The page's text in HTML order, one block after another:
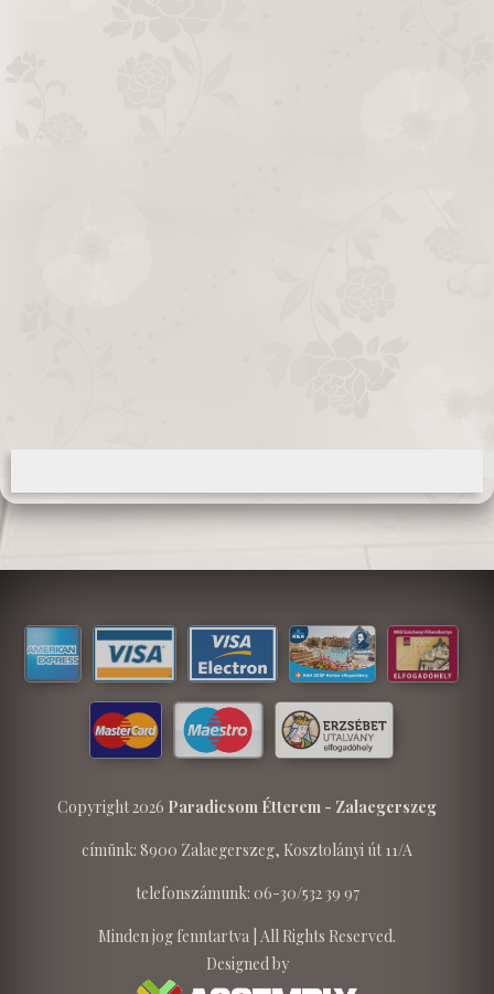
Copyright 2026 Paradicsom Étterem - Zalaegerszeg
címünk: 8900 Zalaegerszeg, Kosztolányi út 11/A
telefonszámunk: 06-30/532 39 97
Minden jog fenntartva | All Rights Reserved.
Designed by